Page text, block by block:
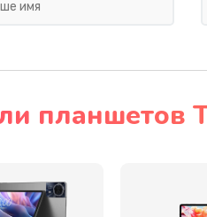
кнопки
платы управления
планшетов